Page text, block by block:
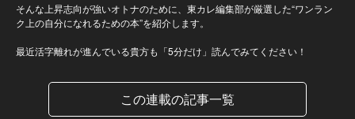
そんな上昇志向が強いオトナのために、東カレ編集部が厳選した“ワンラン
ク上の自分になれるための本”を紹介します。
最近活字離れが進んでいる貴方も「5分だけ」読んでみてください！
この連載の記事一覧